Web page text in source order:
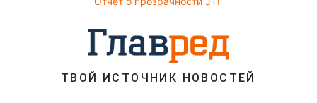
Праздничное меню
ТВОЙ ИСТОЧНИК НОВОСТЕЙ